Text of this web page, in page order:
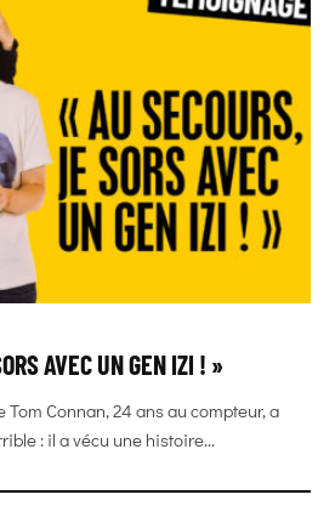
AVEC UN GEN IZI ! »
Tom Connan, 24 ans au compteur, a
: il a vécu une histoire...